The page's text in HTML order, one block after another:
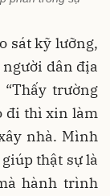
sát kỹ lưỡng,
dân địa
trường
đi thì xin làm
nhà. Mình
thật sự là
hành trình